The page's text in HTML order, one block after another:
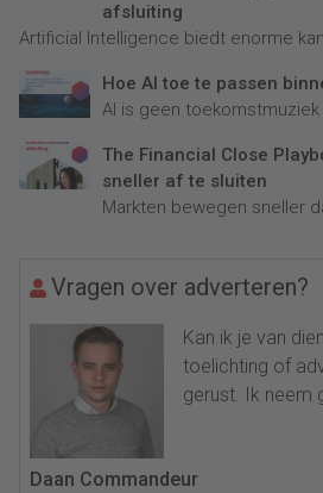
afsluiting
Artificial Intelligence biedt enorme
Hoe AI toe te passen
AI is geen toekomstmuziek
The Financial Close
sneller af te sluiten
Markten bewegen sneller
Vragen over adverteren?
Kan ik je van
toelichting of
gerust. Ik neem
Daan Commandeur